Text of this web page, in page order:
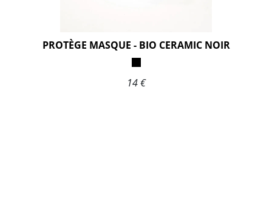
PROTÈGE MASQUE - BIO CERAMIC NOIR
14 €